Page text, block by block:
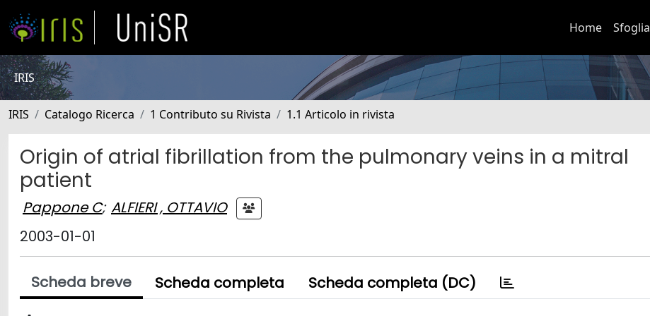
Home Sfoglia
IRIS
IRIS Catalogo Ricerca 1 Contributo su Rivista 1.1 Articolo in rivista
Origin of atrial fibrillation from the pulmonary veins in a mitral
patient
Pappone C; ALFIERI , OTTAVIO
2003-01-01
Scheda breve Scheda completa Scheda completa (DC)